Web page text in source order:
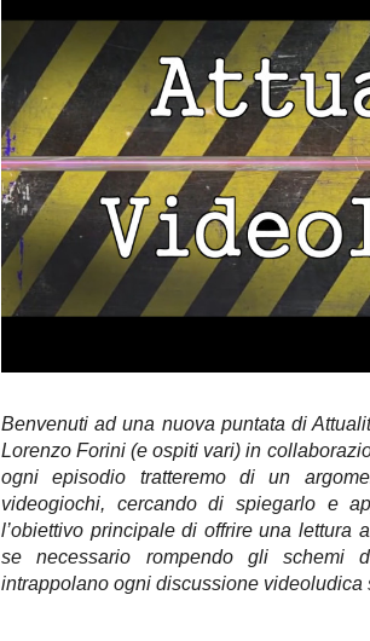
Benvenuti ad una nuova puntata di
Lorenzo Forini (e ospiti vari) in
ogni episodio tratteremo di un
videogiochi, cercando di spiegarlo e
l’obiettivo principale di offrire una lettura
se necessario rompendo gli schemi
intrappolano ogni discussione videoludica